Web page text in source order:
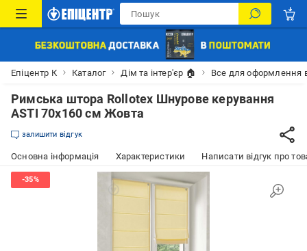
Епіцентр К Каталог Дім та інтер'єр 🏠 Все для оформлення
Римська штора Rollotex Шнурове керування
ASTI 70x160 см Жовта
залишити відгук
Основна інформація Характеристики Написати відгук про